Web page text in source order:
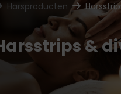
Harsproducten
&